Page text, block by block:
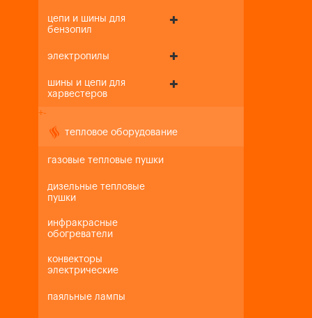
цепи и шины для
бензопил
электропилы
шины и цепи для
харвестеров
+-
тепловое оборудование
газовые тепловые пушки
дизельные тепловые
пушки
инфракрасные
обогреватели
конвекторы
электрические
паяльные лампы